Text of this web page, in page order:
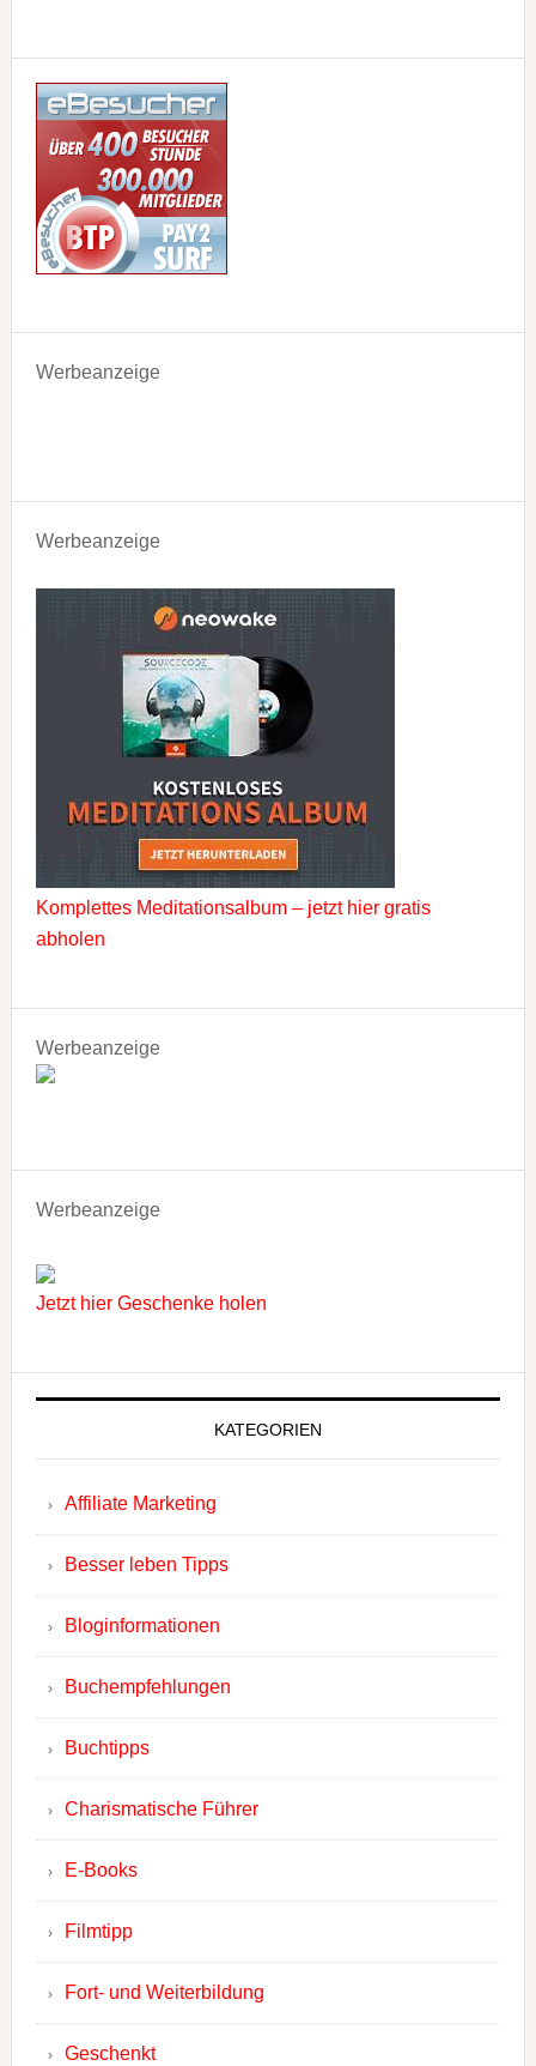
Werbeanzeige
Werbeanzeige
Komplettes Meditationsalbum – jetzt hier gratis
abholen
Werbeanzeige
Werbeanzeige
Jetzt hier Geschenke holen
KATEGORIEN
Affiliate Marketing
Besser leben Tipps
Bloginformationen
Buchempfehlungen
Buchtipps
Charismatische Führer
E-Books
Filmtipp
Fort- und Weiterbildung
Geschenkt